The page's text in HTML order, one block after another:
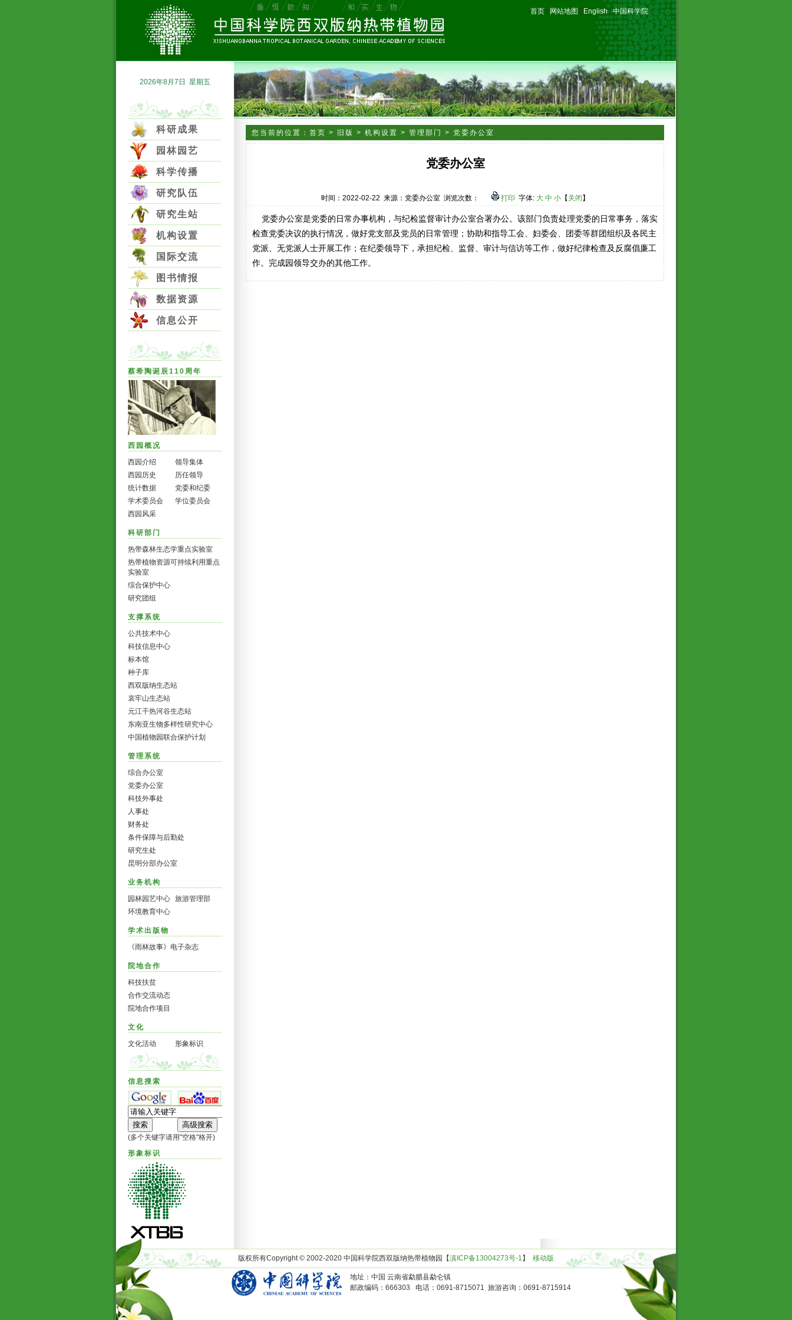
首页 网站地图 English|中国科学院
2026年8月7日 星期五
科研成果
园林园艺
科学传播
研究队伍
研究生站
机构设置
国际交流
图书情报
数据资源
信息公开
蔡希陶诞辰110周年
西园概况
西园介绍
领导集体
西园历史
历任领导
统计数据
党委和纪委
学术委员会
学位委员会
西园风采
科研部门
热带森林生态学重点实验室
热带植物资源可持续利用重点
实验室
综合保护中心
研究团组
支撑系统
公共技术中心
科技信息中心
标本馆
种子库
西双版纳生态站
哀牢山生态站
元江干热河谷生态站
东南亚生物多样性研究中心
中国植物园联合保护计划
管理系统
综合办公室
党委办公室
科技外事处
人事处
财务处
条件保障与后勤处
研究生处
昆明分部办公室
业务机构
园林园艺中心 旅游管理部
环境教育中心
学术出版物
《雨林故事》电子杂志
院地合作
科技扶贫
合作交流动态
院地合作项目
文化
文化活动
形象标识
信息搜索
(多个关键字请用"空格"格开)
形象标识
您当前的位置： 首页 > 旧版 > 机构设置 > 管理部门 > 党委办公室
党委办公室
时间： 2022-02-22 来源： 党委办公室 浏览次数： 打印 字体: 大 中 小【 关闭 】
党委办公室是党委的日常办事机构，与纪检监督审计办公室合署办公。该部门负责处理党委的日常事务，落实
检查党委决议的执行情况，做好党支部及党员的日常管理；协助和指导工会、妇委会、团委等群团组织及各民主
党派、无党派人士开展工作；在纪委领导下，承担纪检、监督、审计与信访等工作，做好纪律检查及反腐倡廉工
作。完成园领导交办的其他工作。
版权所有Copyright © 2002-2020 中国科学院西双版纳热带植物园【滇ICP备13004273号-1 】 移动版
地址：中国 云南省勐腊县勐仑镇
邮政编码：666303 电话：0691-8715071 旅游咨询：0691-8715914